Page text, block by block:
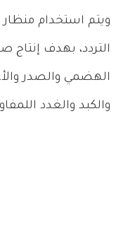
ويتم استخدام
التردد، بهدف إنتاج
الهضمي والصدر
والكبد والغدد